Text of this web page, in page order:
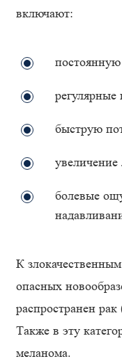
включают:
постоянную
регулярные
быструю
болевые
К
опасных
распространен рак
Также в эту
меланома.